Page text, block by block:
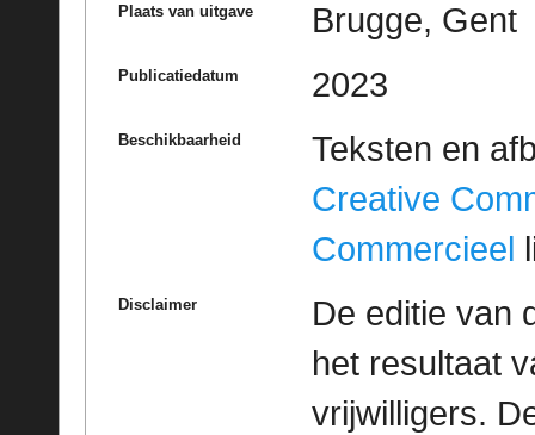
Plaats van uitgave Brugge, Gent
Publicatiedatum 2023
Beschikbaarheid
Teksten en
Creative
Commercieel
Disclaimer
De editie van
het resultaat
vrijwilligers.